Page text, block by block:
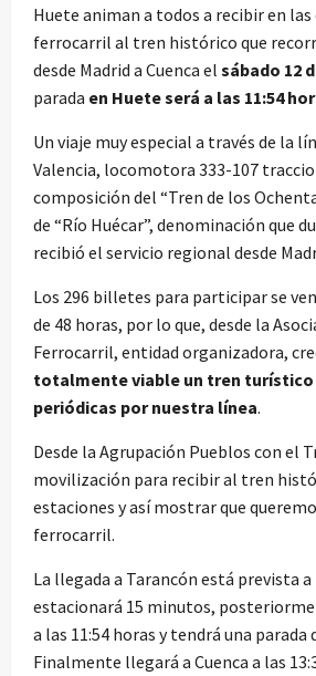
Huete animan a todos a recibir en las
ferrocarril al tren histórico que
desde Madrid a Cuenca el sábado 12
parada en Huete será a las 11:54
Un viaje muy especial a través de la
Valencia, locomotora 333-107
composición del “Tren de los
de “Río Huécar”, denominación que
recibió el servicio regional desde
Los 296 billetes para participar se
de 48 horas, por lo que, desde la
Ferrocarril, entidad organizadora,
totalmente viable un tren turístico
periódicas por nuestra línea.
Desde la Agrupación Pueblos con el
movilización para recibir al tren
estaciones y así mostrar que
ferrocarril.
La llegada a Tarancón está prevista a
estacionará 15 minutos,
a las 11:54 horas y tendrá una parada
Finalmente llegará a Cuenca a las